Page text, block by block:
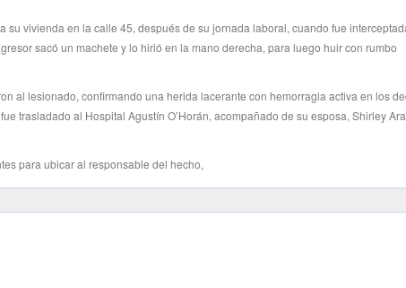
vivienda en la calle 45, después de su jornada laboral, cuando fue
sacó un machete y lo hirió en la mano derecha, para luego huir con rumbo
al lesionado, confirmando una herida lacerante con hemorragia activa en los
trasladado al Hospital Agustín O’Horán, acompañado de su esposa, Shirley
para ubicar al responsable del hecho,